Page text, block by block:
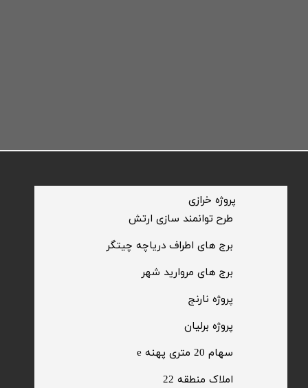
​طرح توانمند سازی ارتش
سهام 20 متری پهنه e​​​​​​​
​املاک منطقه 22
​پروژه خرازی
پروژه برلیان
​پروژه نارنج
​برج های اطراف دریاچه چیتگر
​برج های مروارید شهر